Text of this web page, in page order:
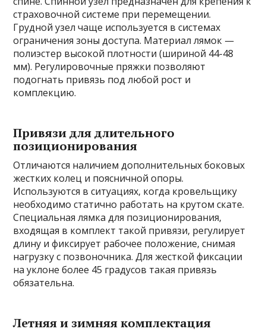
страховочной системе при перемещении.
Грудной узел чаще используется в системах
ограничения зоны доступа. Материал лямок —
полиэстер высокой плотности (шириной 44-48
мм). Регулировочные пряжки позволяют
подогнать привязь под любой рост и
комплекцию.
Привязи для длительного
позиционирования
Отличаются наличием дополнительных боковых
жестких колец и поясничной опоры.
Используются в ситуациях, когда кровельщику
необходимо статично работать на крутом скате.
Специальная лямка для позиционирования,
входящая в комплект такой привязи, регулирует
длину и фиксирует рабочее положение, снимая
нагрузку с позвоночника. Для жесткой фиксации
на уклоне более 45 градусов такая привязь
обязательна.
Летняя и зимняя комплектация